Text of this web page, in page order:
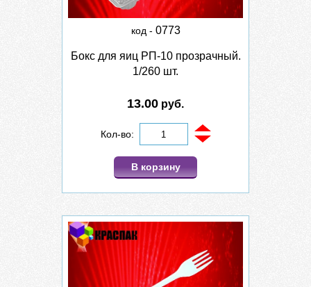
код - 0773
Бокс для яиц РП-10 прозрачный.
1/260 шт.
13.00 руб.
Кол-во:
В корзину